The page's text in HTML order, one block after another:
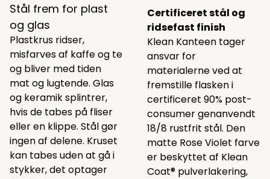
Stål frem for plast
og glas
Plastkrus ridser,
misfarves af kaffe og te
og bliver med tiden
mat og lugtende. Glas
og keramik splintrer,
hvis de tabes på fliser
eller en klippe. Stål gør
ingen af delene. Kruset
kan tabes uden at gå i
stykker, det optager
Certificeret stål og
ridsefast finish
Klean Kanteen tager
ansvar for
materialerne ved at
fremstille flasken i
certificeret 90% post-
consumer genanvendt
18/8 rustfrit stål. Den
matte Rose Violet farve
er beskyttet af Klean
Coat® pulverlakering,